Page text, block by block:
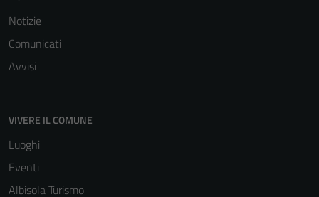
Notizie
Comunicati
Avvisi
VIVERE IL COMUNE
Luoghi
Eventi
Albisola Turismo